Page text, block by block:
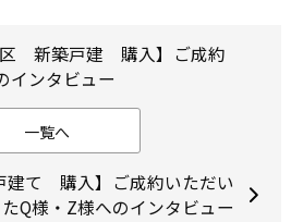
区 新築戸建 購入】ご成約
インタビュー
一覧へ
建て 購入】ご成約いただい
たQ様・Z様へのインタビュー